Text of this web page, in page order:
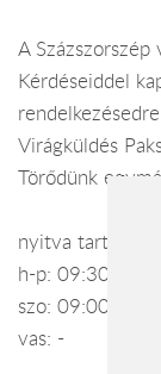
A
Kérdéseiddel
Virágküldés
Törődünk
nyitva tartás:
h-p: 09:30-17:30
szo: 09:00-
vas: -